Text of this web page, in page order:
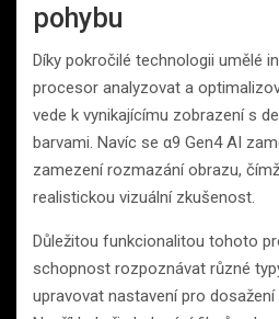
pohybu
Díky pokročilé technologii umělé
procesor analyzovat a
vede k vynikajícímu zobrazení s
barvami. Navíc se α9 Gen4 AI
zamezení rozmazání obrazu,
realistickou vizuální zkušenost.
Důležitou funkcionalitou tohoto
schopnost rozpoznávat různé
upravovat nastavení pro